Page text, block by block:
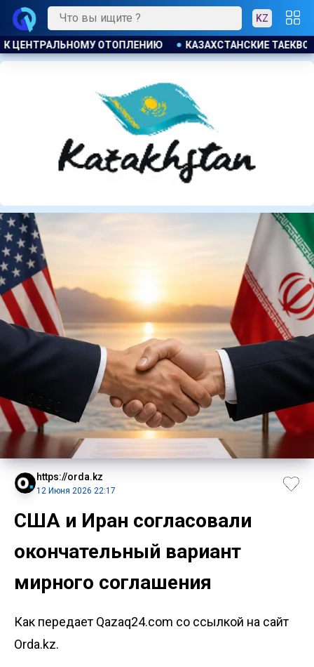
KZ
ТАЕКВОНДИСТЫ ЗАВОЕВАЛИ ЧЕТЫРЕ МЕДАЛИ НА
https://orda.kz
12 Июня 2026 22:17
США и Иран согласовали
окончательный вариант
мирного соглашения
Как передает Qazaq24.com со ссылкой на сайт
Orda.kz.